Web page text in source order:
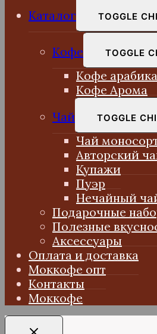
Каталог TOGGLE
Кофе TOGGLE
Кофе арабика
Кофе Арома
Чай
TOGGLE
Чай
Авторский
Купажи
Пуэр
Нечайный
Подарочные
Полезные
Аксессуары
Оплата и доставка
Моккофе опт
Контакты
Моккофе